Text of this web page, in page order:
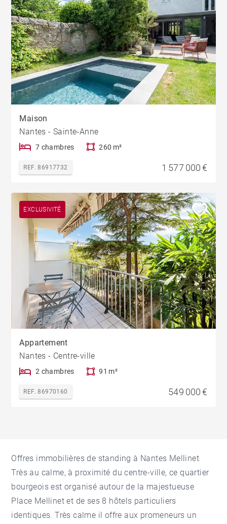
Maison
Nantes - Sainte-Anne
7 chambres 260 m²
REF. 86917732 1 577 000 €
EXCLUSIVITÉ
Appartement
Nantes - Centre-ville
2 chambres 91 m²
REF. 86970160 549 000 €
Offres immobilières de standing à Nantes Mellinet
Très au calme, à proximité du centre-ville, ce quartier
bourgeois est organisé autour de la majestueuse
Place Mellinet et de ses 8 hôtels particuliers
identiques. Très calme il offre aux promeneurs un